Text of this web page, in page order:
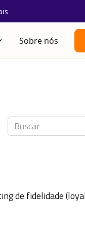
Sobre nós